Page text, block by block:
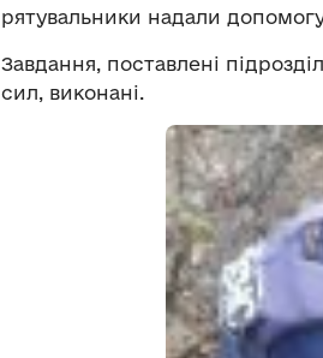
рятувальники надали
Завдання, поставлені
сил, виконані.